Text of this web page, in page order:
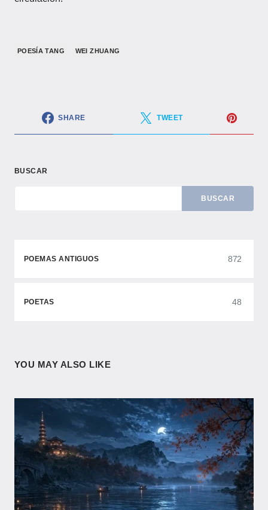
POESÍA TANG WEI ZHUANG
SHARE TWEET
BUSCAR
BUSCAR
POEMAS ANTIGUOS 872
POETAS 48
YOU MAY ALSO LIKE